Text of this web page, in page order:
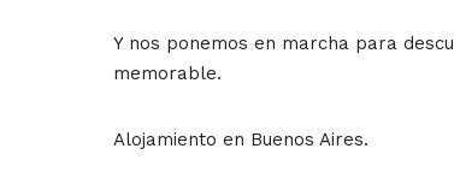
Y nos ponemos en marcha para
memorable.
Alojamiento en Buenos Aires.